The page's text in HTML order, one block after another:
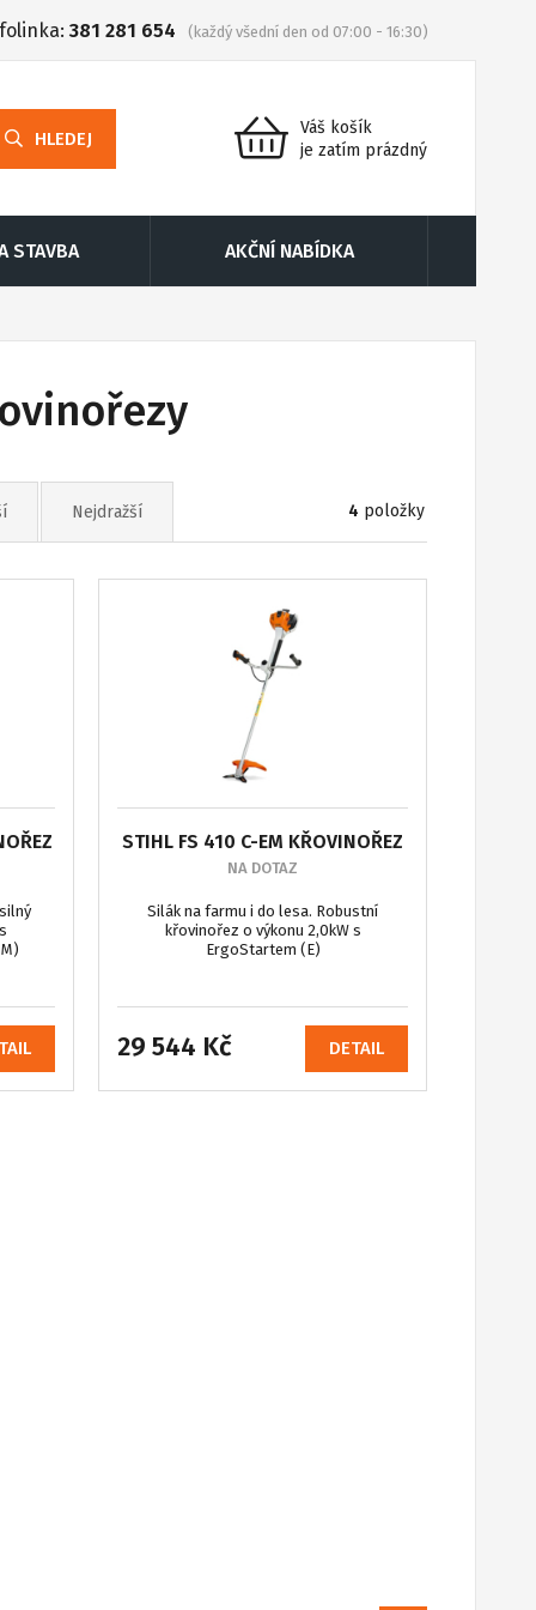
381 281 654 (každý všední den od 07:00 - 16:30)
HLEDEJ
Váš košík
je zatím prázdný
STAVBA AKČNÍ NABÍDKA
Nejdražší 4 položky
STIHL FS 410 C-EM KŘOVINOŘEZ
NA DOTAZ
Silák na farmu i do lesa. Robustní
křovinořez o výkonu 2,0kW s
ErgoStartem (E)
29 544 Kč DETAIL